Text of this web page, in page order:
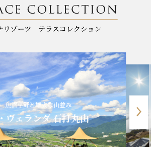
魚沼平野と雄大な山並み
ヴェランダ 石打丸山